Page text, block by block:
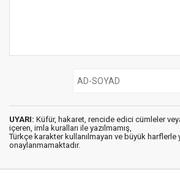
UYARI: Küfür, hakaret, rencide edici cümleler
içeren, imla kuralları ile yazılmamış,
Türkçe karakter kullanılmayan ve büyük harflerle
onaylanmamaktadır.